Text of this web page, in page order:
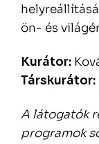
ön- és
Kurátor:
Társkurátor:
A látogatók
programok